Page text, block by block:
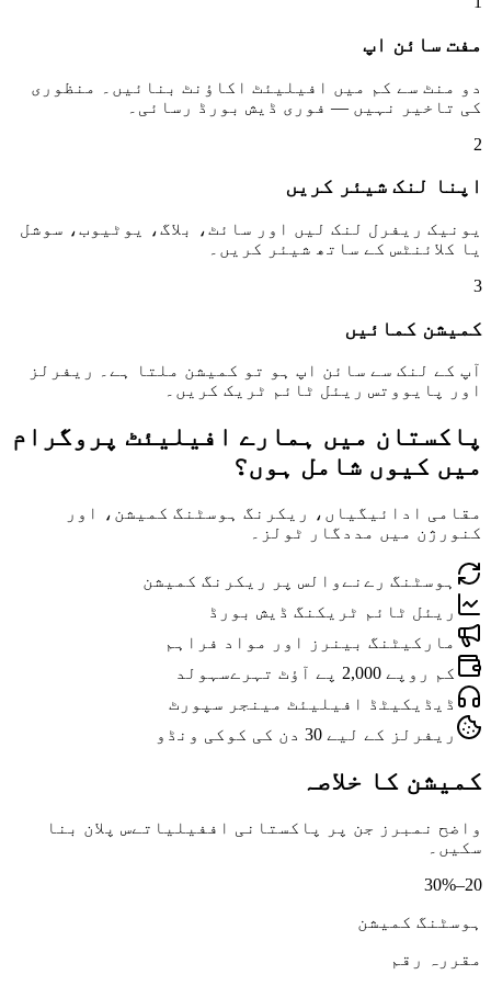
مفت سائن اپ
دو منٹ سے کم میں افیلیئٹ اکاؤنٹ بنائیں۔ منظوری
کی تاخیر نہیں — فوری ڈیش بورڈ رسائی۔
2
اپنا لنک شیئر کریں
یونیک ریفرل لنک لیں اور سائٹ، بلاگ، یوٹیوب، سوشل
یا کلائنٹس کے ساتھ شیئر کریں۔
3
کمیشن کمائیں
آپ کے لنک سے سائن اپ ہو تو کمیشن ملتا ہے۔ ریفرلز
اور پایووتس ریئل ٹائم ٹریک کریں۔
پاکستان میں ہمارے افیلیئٹ پروگرام
میں کیوں شامل ہوں؟
مقامی ادائیگیاں، ریکرنگ ہوسٹنگ کمیشن، اور
کنورژن میں مددگار ٹولز۔
ہوسٹنگ رےنےوالس پر ریکرنگ کمیشن
ریئل ٹائم ٹریکنگ ڈیش بورڈ
مارکیٹنگ بینرز اور مواد فراہم
کم روپے 2,000 پے آؤٹ تہرےسہولد
ڈیڈیکیٹڈ افیلیئٹ مینجر سپورٹ
ریفرلز کے لیے 30 دن کی کوکی ونڈو
کمیشن کا خلاصہ
واضح نمبرز جن پر پاکستانی اففیلیاتےس پلان بنا
سکیں۔
20–30%
ہوسٹنگ کمیشن
مقررہ رقم